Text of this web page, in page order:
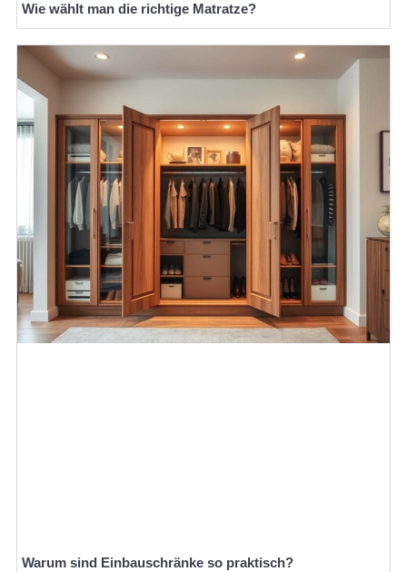
Wie wählt man die richtige Matratze?
Warum sind Einbauschränke so praktisch?